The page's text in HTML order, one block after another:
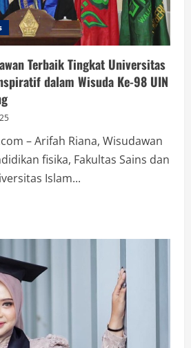
Terbaik Tingkat Universitas
dalam Wisuda Ke-98 UIN
– Arifah Riana, Wisudawan
fisika, Fakultas Sains dan
Islam...